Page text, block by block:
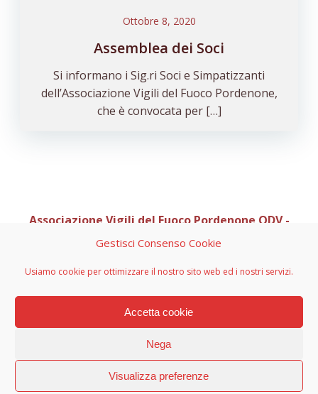
Gestisci Consenso Cookie
Usiamo cookie per ottimizzare il nostro sito web ed i nostri servizi.
Accetta cookie
Nega
Visualizza preferenze
Ottobre 8, 2020
Assemblea dei Soci
Si informano i Sig.ri Soci e Simpatizzanti
dell’Associazione Vigili del Fuoco Pordenone,
che è convocata per […]
Associazione Vigili del Fuoco Pordenone ODV -
Organizzazione di Volontariato
Occidentale 10 - 33081 Aviano (PN)
01967590934 - n. RRV 1047 decreto 2700 del 03-08-2015
© 2024 Associazione Vigili del Fuoco Pordenone ODV -
Wordpress & ColibriPRO